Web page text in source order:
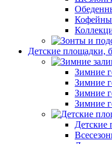
Детские площадки,
Зимние
Зимние
Зимние
Зимние